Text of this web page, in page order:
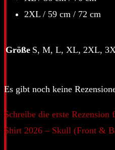
2XL / 59 cm / 72 cm
Größe S, M, L, XL, 2XL,
Es gibt noch keine
Schreibe die erste
Shirt 2026 – Skull (Front &